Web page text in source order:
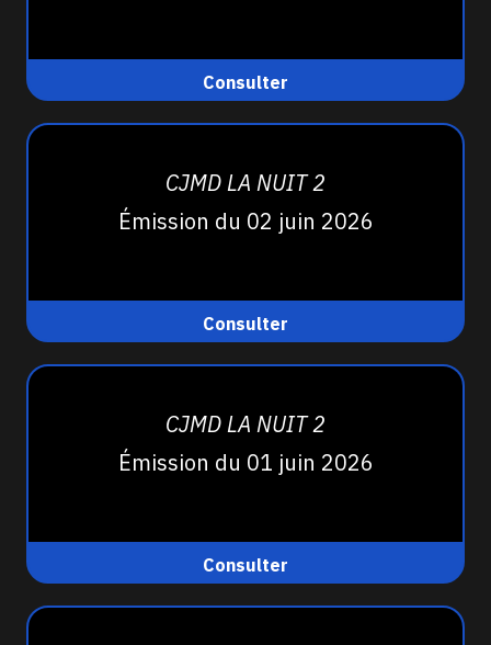
Consulter
CJMD LA NUIT 2
Émission du 02 juin 2026
Consulter
CJMD LA NUIT 2
Émission du 01 juin 2026
Consulter